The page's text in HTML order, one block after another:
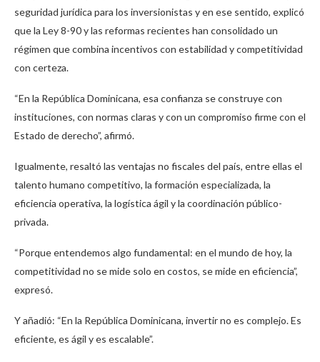
seguridad jurídica para los inversionistas y en ese sentido, explicó
que la Ley 8-90 y las reformas recientes han consolidado un
régimen que combina incentivos con estabilidad y competitividad
con certeza.
“En la República Dominicana, esa confianza se construye con
instituciones, con normas claras y con un compromiso firme con el
Estado de derecho”, afirmó.
Igualmente, resaltó las ventajas no fiscales del país, entre ellas el
talento humano competitivo, la formación especializada, la
eficiencia operativa, la logística ágil y la coordinación público-
privada.
“Porque entendemos algo fundamental: en el mundo de hoy, la
competitividad no se mide solo en costos, se mide en eficiencia”,
expresó.
Y añadió: “En la República Dominicana, invertir no es complejo. Es
eficiente, es ágil y es escalable”.